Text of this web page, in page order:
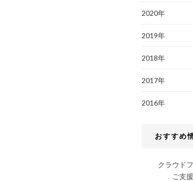
2020年
2019年
2018年
2017年
2016年
おすすめ
クラウド
ご支